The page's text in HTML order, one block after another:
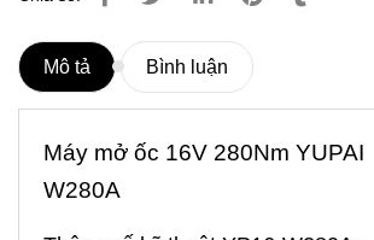
Mô tả Bình luận
Máy mở ốc 16V 280Nm
W280A